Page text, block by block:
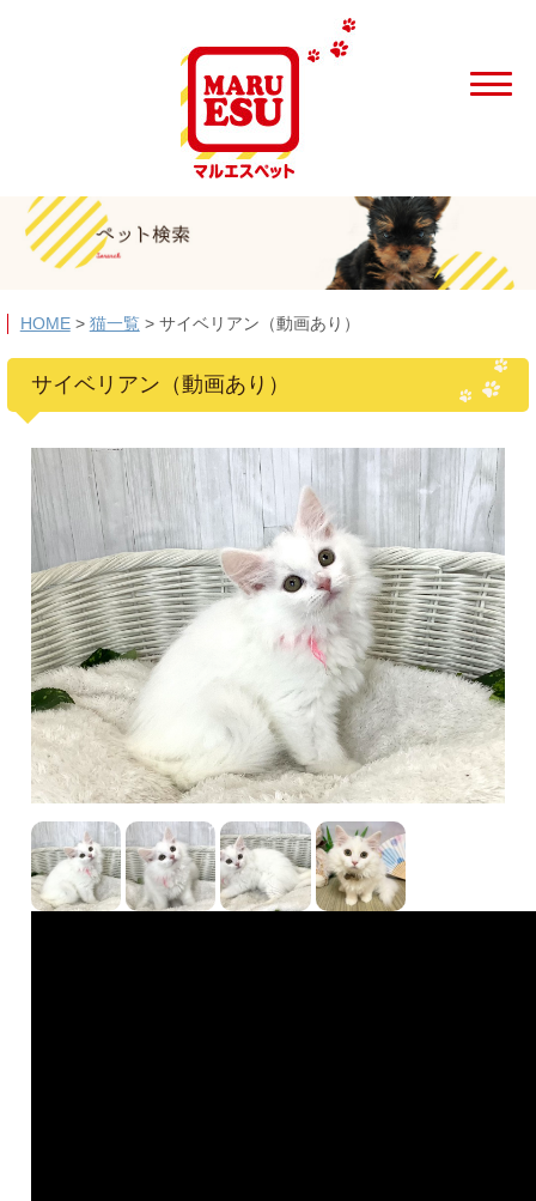
HOME> 猫一覧 > サイベリアン（動画あり）
サイベリアン（動画あり）